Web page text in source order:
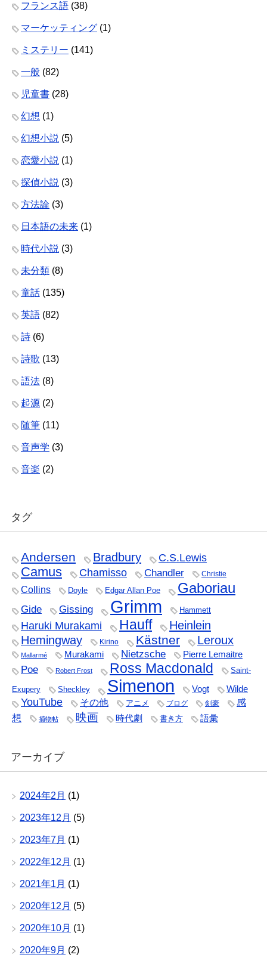
フランス語 (38)
マーケッティング (1)
ミステリー (141)
一般 (82)
児童書 (28)
幻想 (1)
幻想小説 (5)
恋愛小説 (1)
探偵小説 (3)
方法論 (3)
日本語の未来 (1)
時代小説 (3)
未分類 (8)
童話 (135)
英語 (82)
詩 (6)
詩歌 (13)
語法 (8)
起源 (2)
随筆 (11)
音声学 (3)
音楽 (2)
タグ
Andersen Bradbury C.S.Lewis
Camus Chamisso Chandler Christie
Collins Doyle Edgar Allan Poe Gaboriau
Gide Gissing Grimm Hammett
Haruki Murakami Hauff
Heinlein
Hemingway
Kirino Kästner Leroux
Mallarmé Murakami Nietzsche Pierre Lemaitre
Poe Robert Frost Ross Macdonald Saint-
Exupery Sheckley Simenon Vogt Wilde
YouTube その他 アニメ ブログ 剣豪
感
想
捕物帖 映画 時代劇 書き方 語彙
アーカイブ
2024年2月 (1)
2023年12月 (5)
2023年7月 (1)
2022年12月 (1)
2021年1月 (1)
2020年12月 (5)
2020年10月 (1)
2020年9月 (2)